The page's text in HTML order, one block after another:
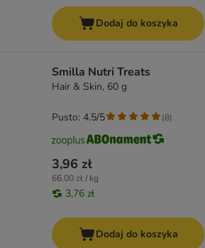
Dodaj do koszyka
Smilla Nutri Treats
Hair & Skin, 60 g
3,96 zł
66,00 zł / kg
3,76 zł
Pusto: 4.5/5 (8)
Dodaj do koszyka